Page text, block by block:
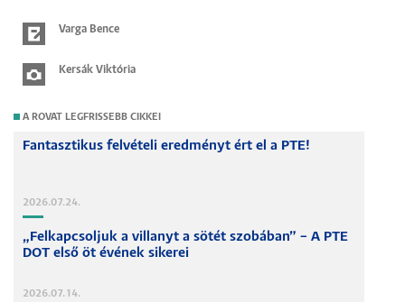
Varga Bence
Kersák Viktória
A ROVAT LEGFRISSEBB CIKKEI
Fantasztikus felvételi eredményt ért el a PTE!
2026.07.24.
„Felkapcsoljuk a villanyt a sötét szobában” – A PTE
DOT első öt évének sikerei
2026.07.14.